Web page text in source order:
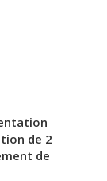
de 2
de